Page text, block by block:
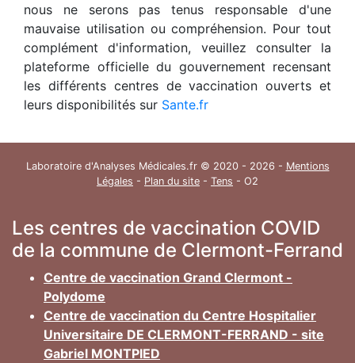
nous ne serons pas tenus responsable d'une
mauvaise utilisation ou compréhension. Pour tout
complément d'information, veuillez consulter la
plateforme officielle du gouvernement recensant
les différents centres de vaccination ouverts et
leurs disponibilités sur Sante.fr
Laboratoire d'Analyses Médicales.fr © 2020 - 2026 - Mentions
Légales - Plan du site - Tens - O2
Les centres de vaccination COVID
de la commune de Clermont-Ferrand
Centre de vaccination Grand Clermont -
Polydome
Centre de vaccination du Centre Hospitalier
Universitaire DE CLERMONT-FERRAND - site
Gabriel MONTPIED